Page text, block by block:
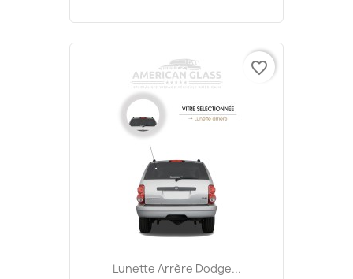
Lunette Arrère Dodge...
favorite_border